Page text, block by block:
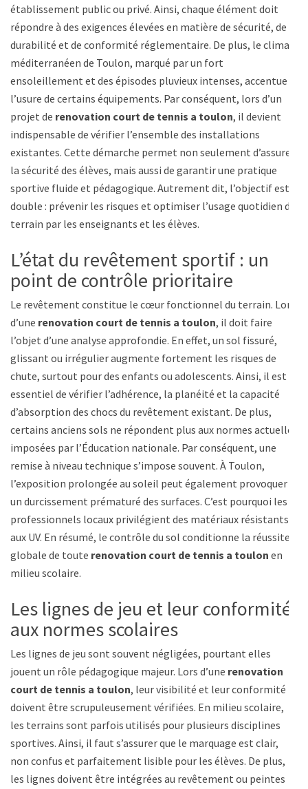
établissement public ou privé. Ainsi, chaque élément doit
répondre à des exigences élevées en matière de sécurité, de
durabilité et de conformité réglementaire. De plus, le climat
méditerranéen de Toulon, marqué par un fort
ensoleillement et des épisodes pluvieux intenses, accentue
l’usure de certains équipements. Par conséquent, lors d’un
projet de renovation court de tennis a toulon, il devient
indispensable de vérifier l’ensemble des installations
existantes. Cette démarche permet non seulement d’assurer
la sécurité des élèves, mais aussi de garantir une pratique
sportive fluide et pédagogique. Autrement dit, l’objectif est
double : prévenir les risques et optimiser l’usage quotidien du
terrain par les enseignants et les élèves.
L’état du revêtement sportif : un
point de contrôle prioritaire
Le revêtement constitue le cœur fonctionnel du terrain. Lors
d’une renovation court de tennis a toulon, il doit faire
l’objet d’une analyse approfondie. En effet, un sol fissuré,
glissant ou irrégulier augmente fortement les risques de
chute, surtout pour des enfants ou adolescents. Ainsi, il est
essentiel de vérifier l’adhérence, la planéité et la capacité
d’absorption des chocs du revêtement existant. De plus,
certains anciens sols ne répondent plus aux normes actuelles
imposées par l’Éducation nationale. Par conséquent, une
remise à niveau technique s’impose souvent. À Toulon,
l’exposition prolongée au soleil peut également provoquer
un durcissement prématuré des surfaces. C’est pourquoi les
professionnels locaux privilégient des matériaux résistants
aux UV. En résumé, le contrôle du sol conditionne la réussite
globale de toute renovation court de tennis a toulon en
milieu scolaire.
Les lignes de jeu et leur conformité
aux normes scolaires
Les lignes de jeu sont souvent négligées, pourtant elles
jouent un rôle pédagogique majeur. Lors d’une renovation
court de tennis a toulon, leur visibilité et leur conformité
doivent être scrupuleusement vérifiées. En milieu scolaire,
les terrains sont parfois utilisés pour plusieurs disciplines
sportives. Ainsi, il faut s’assurer que le marquage est clair,
non confus et parfaitement lisible pour les élèves. De plus,
les lignes doivent être intégrées au revêtement ou peintes